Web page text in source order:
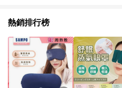
熱銷排行榜